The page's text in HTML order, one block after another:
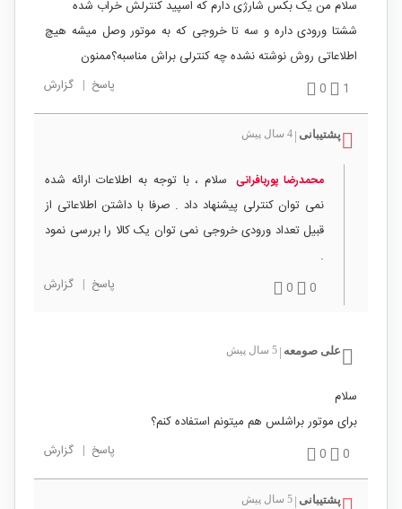
سلام من یک بکس شارژی دارم که اسپید کنترلش خراب شده
ششتا ورودی داره و سه تا خروجی که به موتور وصل میشه هیچ
اطلاعاتی روش نوشته نشده چه کنترلی براش مناسبه؟ممنون
1
0 پاسخ | گزارش
پشتیبانی | 4 سال پیش
محمدرضا پوربافرانی سلام ، با توجه به اطلاعات ارائه شده
نمی توان کنترلی پیشنهاد داد . صرفا با داشتن اطلاعاتی از
قبیل تعداد ورودی خروجی نمی توان یک کالا را بررسی نمود
.
0
0 پاسخ | گزارش
علی صومعه | 5 سال پیش
سلام
برای موتور براشلس هم میتونم استفاده کنم؟
0
0 پاسخ | گزارش
پشتیبانی | 5 سال پیش